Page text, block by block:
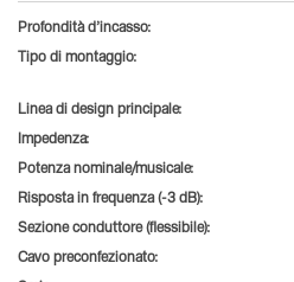
Profondità d’incasso:
Tipo di montaggio:
Linea di design principale:
Impedenza:
Potenza nominale/musicale:
Risposta in frequenza (-3 dB):
Sezione conduttore (flessibile):
Cavo preconfezionato: